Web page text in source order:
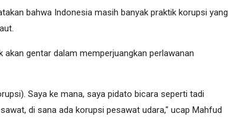
bahwa Indonesia masih banyak praktik korupsi yang
gentar dalam memperjuangkan perlawanan
Saya ke mana, saya pidato bicara seperti tadi
di sana ada korupsi pesawat udara," ucap Mahfud